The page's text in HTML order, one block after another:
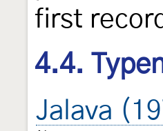
first
4.4.
Jalava